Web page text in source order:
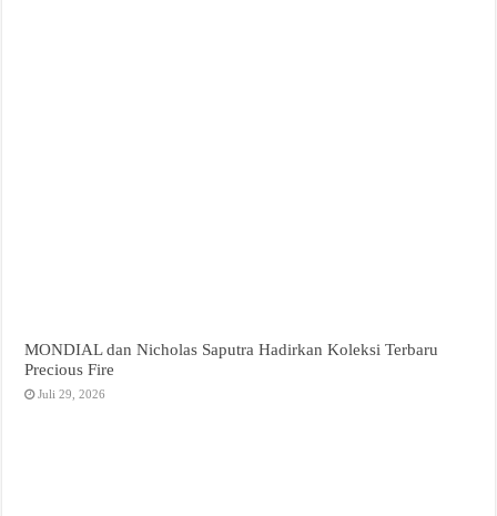
MONDIAL dan Nicholas Saputra Hadirkan Koleksi Terbaru
Precious Fire
Juli 29, 2026